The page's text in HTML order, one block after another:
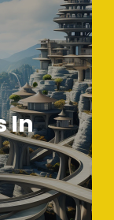
In